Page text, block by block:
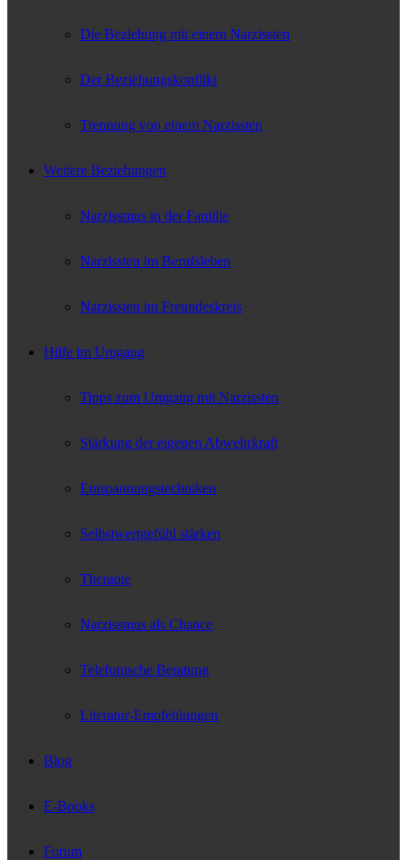
Die Beziehung mit einem Narzissten
Der Beziehungskonflikt
Trennung von einem Narzissten
Weitere Beziehungen
Narzissmus in der Familie
Narzissten im Berufsleben
Narzissten im Freundeskreis
Hilfe im Umgang
Tipps zum Umgang mit Narzissten
Stärkung der eigenen Abwehrkraft
Entspannungstechniken
Selbstwertgefühl stärken
Therapie
Narzissmus als Chance
Telefonische Beratung
Literatur-Empfehlungen
Blog
E-Books
Forum